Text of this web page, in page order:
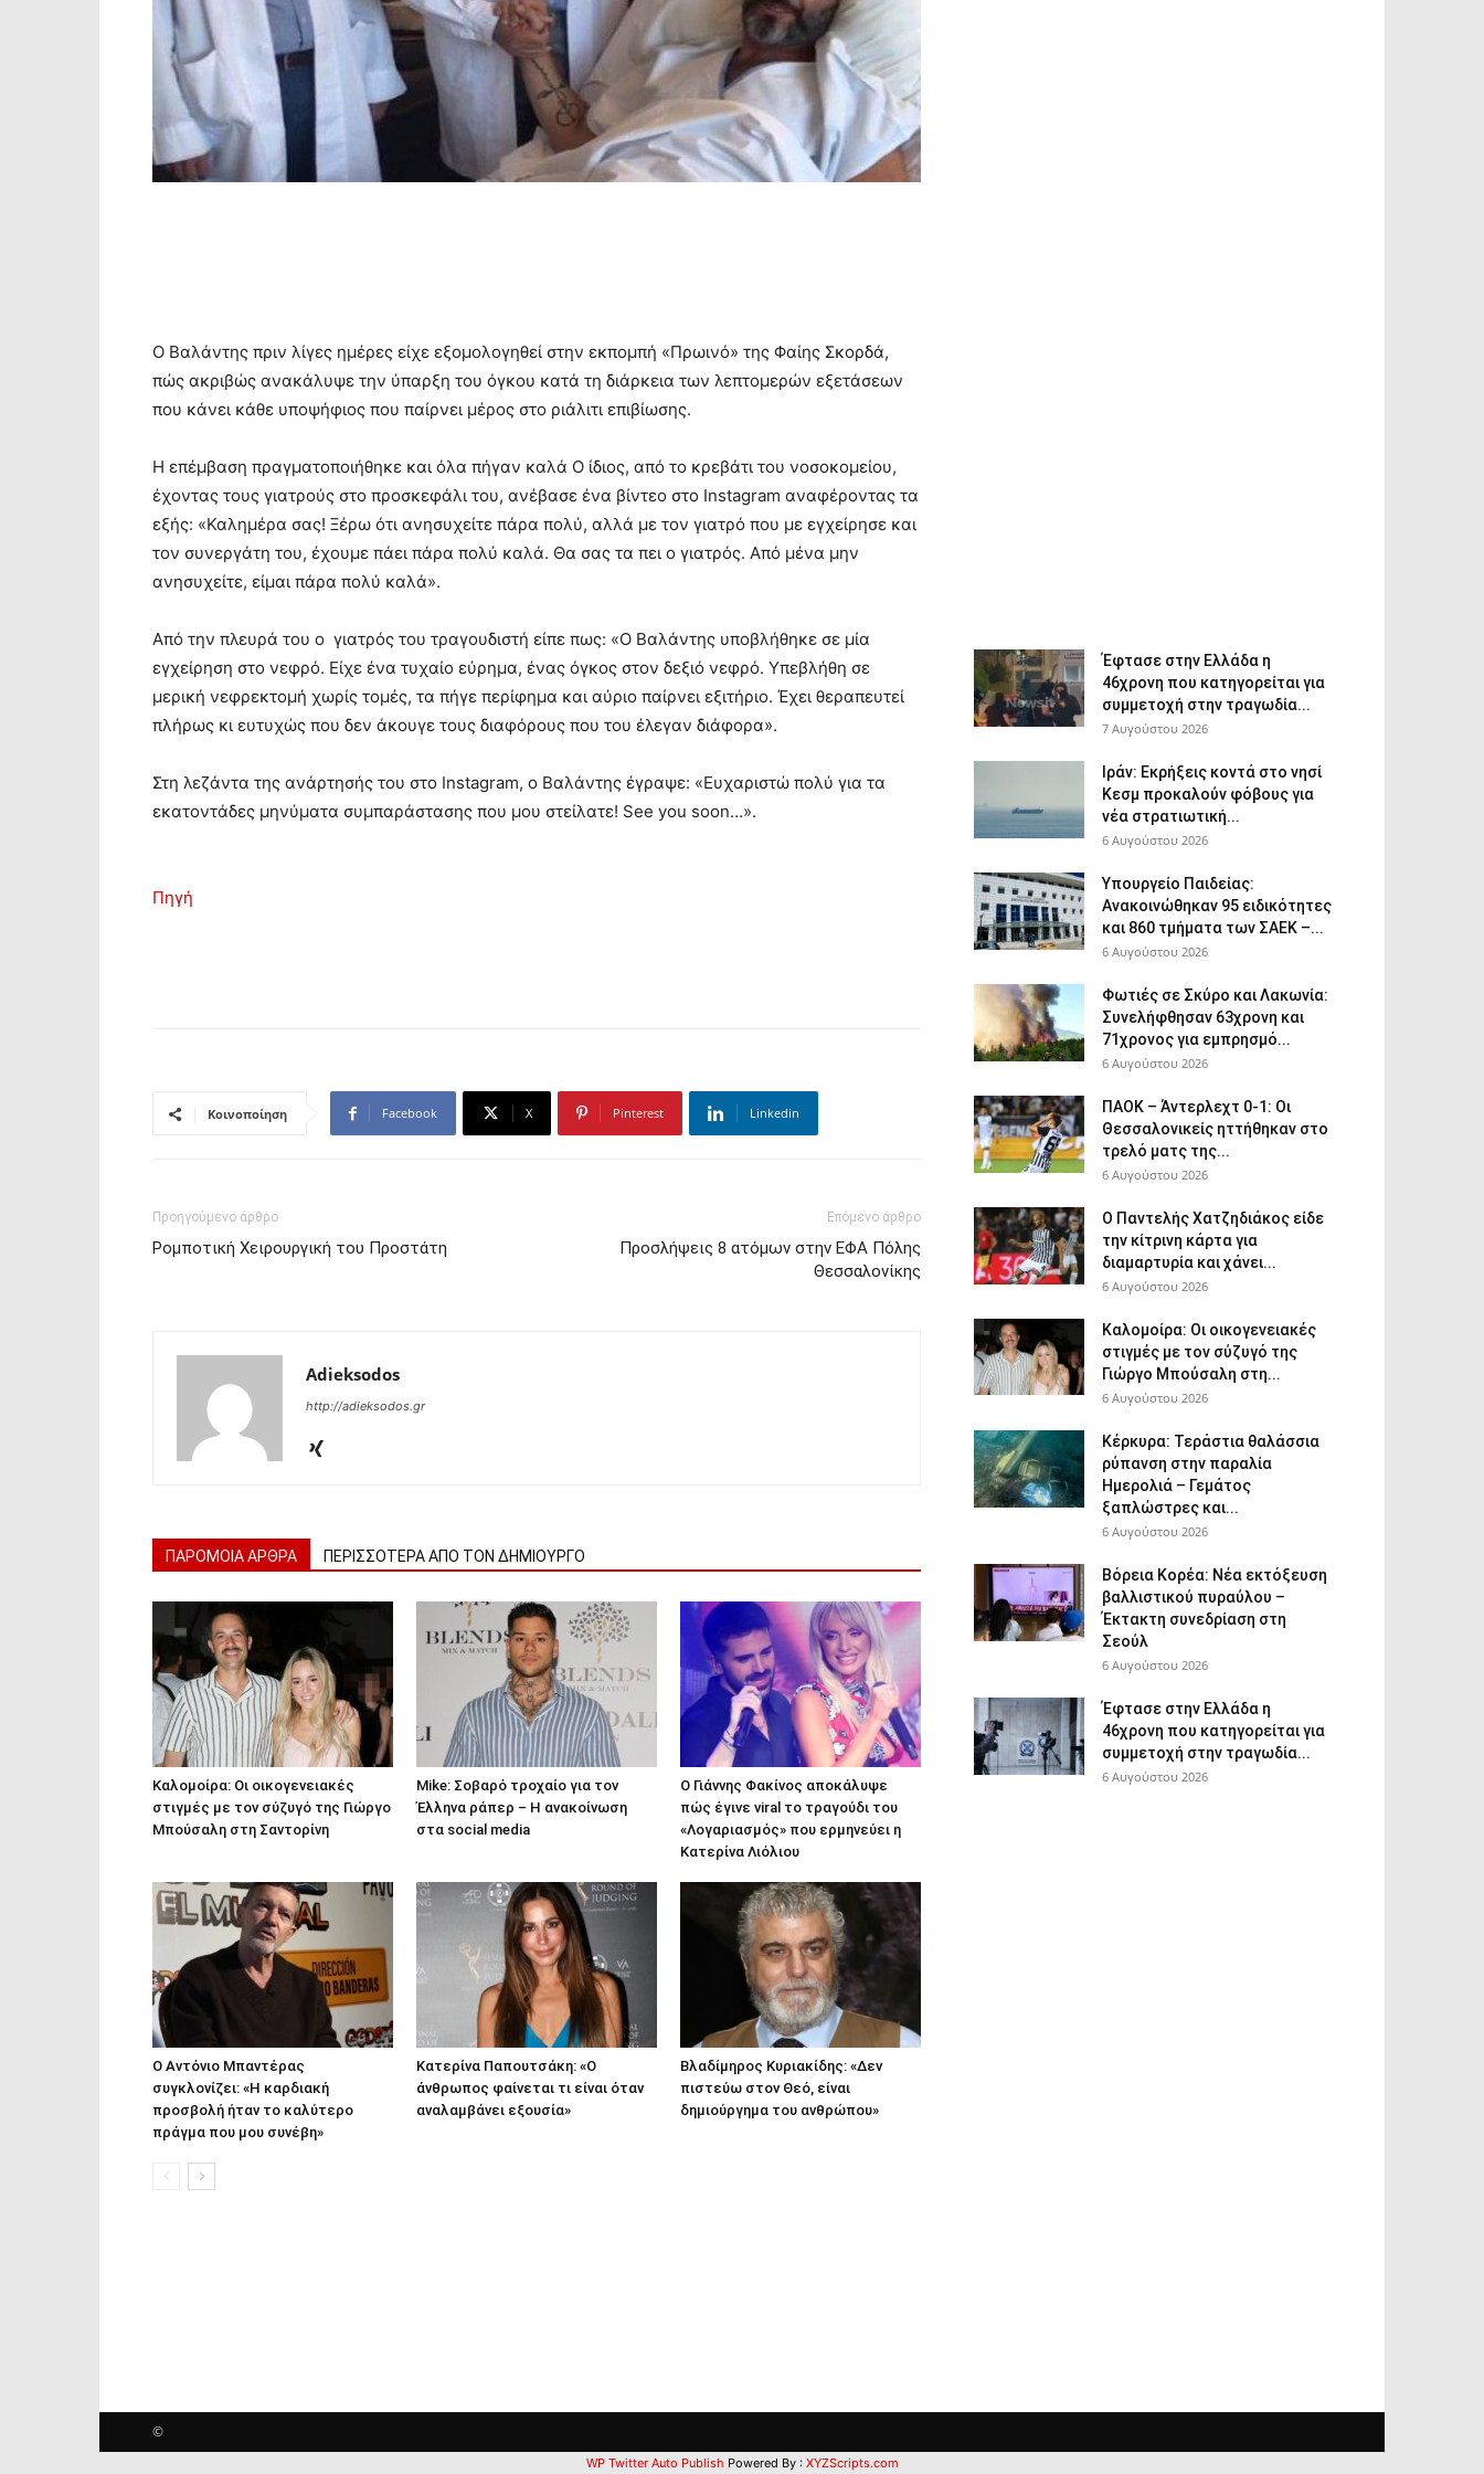
Ο Βαλάντης πριν λίγες ημέρες είχε εξομολογηθεί στην εκπομπή «Πρωινό» της Φαίης Σκορδά,
πώς ακριβώς ανακάλυψε την ύπαρξη του όγκου κατά τη διάρκεια των λεπτομερών εξετάσεων
που κάνει κάθε υποψήφιος που παίρνει μέρος στο ριάλιτι επιβίωσης.
Η επέμβαση πραγματοποιήθηκε και όλα πήγαν καλά Ο ίδιος, από το κρεβάτι του νοσοκομείου,
έχοντας τους γιατρούς στο προσκεφάλι του, ανέβασε ένα βίντεο στο Instagram αναφέροντας τα
εξής: «Καλημέρα σας! Ξέρω ότι ανησυχείτε πάρα πολύ, αλλά με τον γιατρό που με εγχείρησε και
τον συνεργάτη του, έχουμε πάει πάρα πολύ καλά. Θα σας τα πει ο γιατρός. Από μένα μην
ανησυχείτε, είμαι πάρα πολύ καλά».
Από την πλευρά του ο γιατρός του τραγουδιστή είπε πως: «Ο Βαλάντης υποβλήθηκε σε μία
εγχείρηση στο νεφρό. Είχε ένα τυχαίο εύρημα, ένας όγκος στον δεξιό νεφρό. Υπεβλήθη σε
μερική νεφρεκτομή χωρίς τομές, τα πήγε περίφημα και αύριο παίρνει εξιτήριο. Έχει θεραπευτεί
πλήρως κι ευτυχώς που δεν άκουγε τους διαφόρους που του έλεγαν διάφορα».
Στη λεζάντα της ανάρτησής του στο Instagram, ο Βαλάντης έγραψε: «Ευχαριστώ πολύ για τα
εκατοντάδες μηνύματα συμπαράστασης που μου στείλατε! See you soon…».
Πηγή
Κοινοποίηση Facebook X Pinterest Linkedin
Προηγούμενο άρθρο
Ρομποτική Χειρουργική του Προστάτη
Επόμενο άρθρο
Προσλήψεις 8 ατόμων στην ΕΦΑ Πόλης
Θεσσαλονίκης
Adieksodos
http://adieksodos.gr
ΠΑΡΟΜΟΙΑ ΑΡΘΡΑ ΠΕΡΙΣΣΟΤΕΡΑ ΑΠΟ ΤΟΝ ΔΗΜΙΟΥΡΓΟ
Καλομοίρα: Οι οικογενειακές
στιγμές με τον σύζυγό της Γιώργο
Μπούσαλη στη Σαντορίνη
Mike: Σοβαρό τροχαίο για τον
Έλληνα ράπερ – Η ανακοίνωση
στα social media
Ο Γιάννης Φακίνος αποκάλυψε
πώς έγινε viral το τραγούδι του
«Λογαριασμός» που ερμηνεύει η
Κατερίνα Λιόλιου
Ο Αντόνιο Μπαντέρας
συγκλονίζει: «Η καρδιακή
προσβολή ήταν το καλύτερο
πράγμα που μου συνέβη»
Κατερίνα Παπουτσάκη: «Ο
άνθρωπος φαίνεται τι είναι όταν
αναλαμβάνει εξουσία»
Βλαδίμηρος Κυριακίδης: «Δεν
πιστεύω στον Θεό, είναι
δημιούργημα του ανθρώπου»
Έφτασε στην Ελλάδα η
46χρονη που κατηγορείται για
συμμετοχή στην τραγωδία...
7 Αυγούστου 2026
Ιράν: Εκρήξεις κοντά στο νησί
Κεσμ προκαλούν φόβους για
νέα στρατιωτική...
6 Αυγούστου 2026
Υπουργείο Παιδείας:
Ανακοινώθηκαν 95 ειδικότητες
και 860 τμήματα των ΣΑΕΚ –...
6 Αυγούστου 2026
Φωτιές σε Σκύρο και Λακωνία:
Συνελήφθησαν 63χρονη και
71χρονος για εμπρησμό...
6 Αυγούστου 2026
ΠΑΟΚ – Άντερλεχτ 0-1: Οι
Θεσσαλονικείς ηττήθηκαν στο
τρελό ματς της...
6 Αυγούστου 2026
Ο Παντελής Χατζηδιάκος είδε
την κίτρινη κάρτα για
διαμαρτυρία και χάνει...
6 Αυγούστου 2026
Καλομοίρα: Οι οικογενειακές
στιγμές με τον σύζυγό της
Γιώργο Μπούσαλη στη...
6 Αυγούστου 2026
Κέρκυρα: Τεράστια θαλάσσια
ρύπανση στην παραλία
Ημερολιά – Γεμάτος
ξαπλώστρες και...
6 Αυγούστου 2026
Βόρεια Κορέα: Νέα εκτόξευση
βαλλιστικού πυραύλου –
Έκτακτη συνεδρίαση στη
Σεούλ
6 Αυγούστου 2026
Έφτασε στην Ελλάδα η
46χρονη που κατηγορείται για
συμμετοχή στην τραγωδία...
6 Αυγούστου 2026
©
WP Twitter Auto Publish Powered By : XYZScripts.com